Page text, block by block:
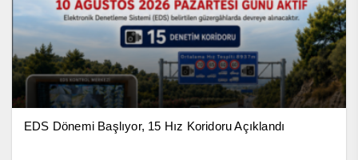
EDS Dönemi Başlıyor, 15 Hız Koridoru Açıklandı